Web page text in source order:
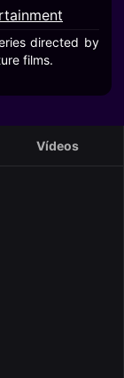
directed by
films.
Vídeos